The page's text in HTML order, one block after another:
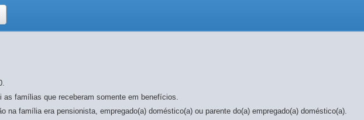
as famílias que receberam somente em benefícios.
na família era pensionista, empregado(a) doméstico(a) ou parente do(a) empregado(a) doméstico(a).